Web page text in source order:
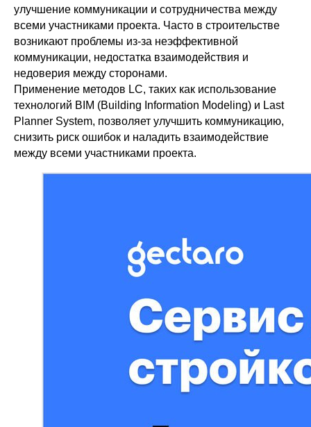
улучшение коммуникации и сотрудничества между
всеми участниками проекта. Часто в строительстве
возникают проблемы из-за неэффективной
коммуникации, недостатка взаимодействия и
недоверия между сторонами.
Применение методов LC, таких как использование
технологий BIM (Building Information Modeling) и Last
Planner System, позволяет улучшить коммуникацию,
снизить риск ошибок и наладить взаимодействие
между всеми участниками проекта.